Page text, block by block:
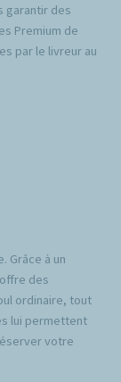
garantir des
Premium de
par le livreur au
Grâce à un
des
ordinaire, tout
lui permettent
votre